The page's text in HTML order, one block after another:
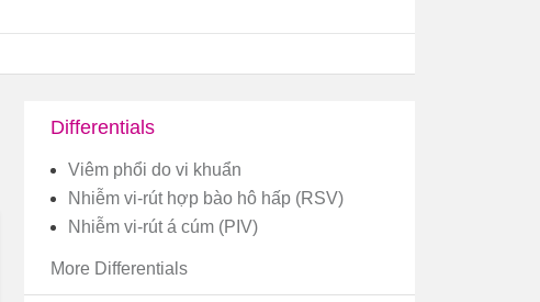
Differentials
Viêm phổi do vi khuẩn
Nhiễm vi-rút hợp bào hô hấp (RSV)
Nhiễm vi-rút á cúm (PIV)
More Differentials